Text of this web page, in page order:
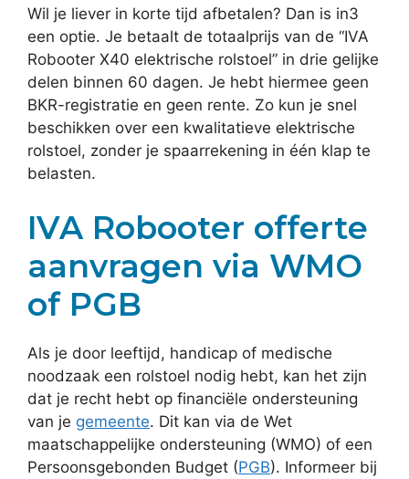
Wil je liever in korte tijd afbetalen? Dan is in3
een optie. Je betaalt de totaalprijs van de “IVA
Robooter X40 elektrische rolstoel” in drie gelijke
delen binnen 60 dagen. Je hebt hiermee geen
BKR-registratie en geen rente. Zo kun je snel
beschikken over een kwalitatieve elektrische
rolstoel, zonder je spaarrekening in één klap te
belasten.
IVA Robooter offerte
aanvragen via WMO
of PGB
Als je door leeftijd, handicap of medische
noodzaak een rolstoel nodig hebt, kan het zijn
dat je recht hebt op financiële ondersteuning
van je gemeente. Dit kan via de Wet
maatschappelijke ondersteuning (WMO) of een
Persoonsgebonden Budget (PGB). Informeer bij